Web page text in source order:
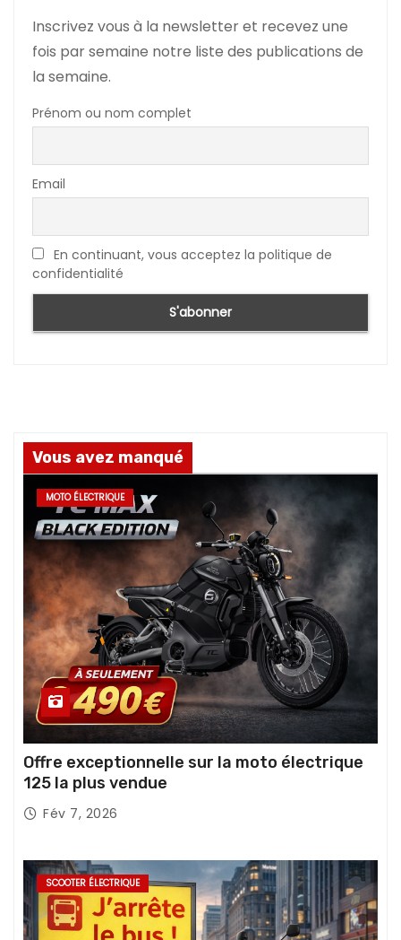
Inscrivez vous à la newsletter et recevez une
fois par semaine notre liste des publications de
la semaine.
Prénom ou nom complet
Email
En continuant, vous acceptez la politique de
confidentialité
Vous avez manqué
MOTO ÉLECTRIQUE
Offre exceptionnelle sur la moto électrique
125 la plus vendue
Fév 7, 2026
SCOOTER ÉLECTRIQUE